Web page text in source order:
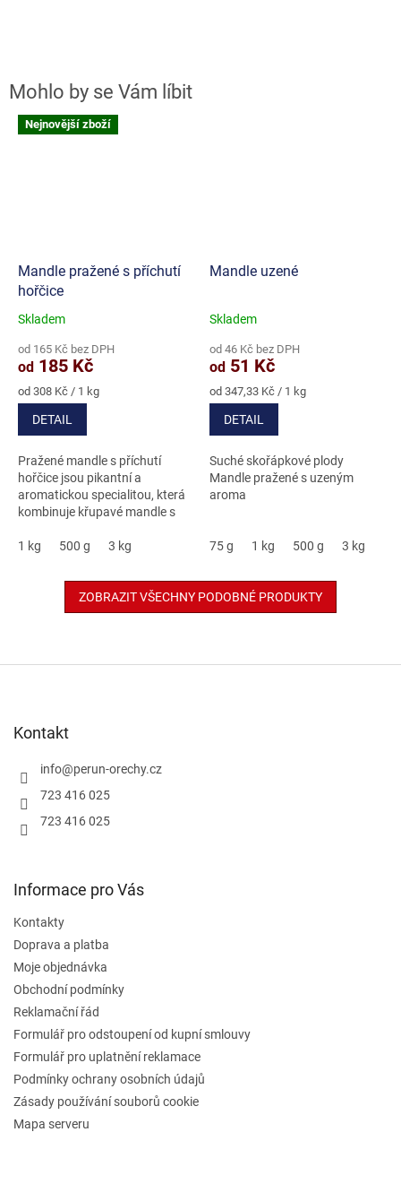
Nejnovější zboží
Mandle pražené s příchutí
hořčice
Průměrné
produktu
je
5,0
z
hvězdiček.
Skladem
od 165 Kč bez DPH
od 185 Kč
Měrná
cena:
od 308 Kč / 1 kg
DETAIL
Pražené mandle s příchutí
hořčice jsou pikantní a
aromatickou specialitou, která
kombinuje křupavé mandle s
hořčice.
1 kg 500 g 3 kg
Mandle uzené
Průměrné
produktu
je
5,0
z
hvězdiček.
Skladem
od 46 Kč bez DPH
od 51 Kč
Měrná
cena:
od 347,33 Kč / 1 kg
DETAIL
Suché skořápkové plody
Mandle pražené s uzeným
aroma
75 g 1 kg 500 g 3 kg
ZOBRAZIT VŠECHNY PODOBNÉ PRODUKTY
Kontakt
info@perun-orechy.cz
723 416 025
723 416 025
Informace pro Vás
Kontakty
Doprava a platba
Moje objednávka
Obchodní podmínky
Reklamační řád
Formulář pro odstoupení od kupní smlouvy
Formulář pro uplatnění reklamace
Podmínky ochrany osobních údajů
Zásady používání souborů cookie
Mapa serveru